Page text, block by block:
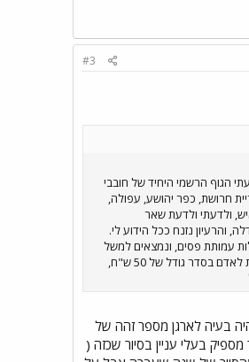
#3
הגוף הרשמי היחיד של חובבי
חרושת, כפר יהושע, עפולה,
צמח ובגשרי הרכבת הגדולים ליד חמת גדר. הטיול הודרך ע"י פעילי העמותה, ובהם כמה ממומחי הרכבת הגדולים בארץ. בטיול השתתפו כ40 איש, ולדעתי ולדעת שאר
והרעיון נזנח ככל הידוע לי.
עמותת פסים, ונמצאים למשל
פה בפורום. אם נצליח ליצור מומנטום של ביקוש לטיול כזה, אני בטוח שניתן יהיה לארגן משהו, גם בלי העמותה. אז אם הייתם רוצים להשתתף בטיול כזה, בעלות לאדם בסדר גודל של 50 ש"ח,
בעיה לארגן מספר זהה של
בעלי עניין בסיור שכזה (